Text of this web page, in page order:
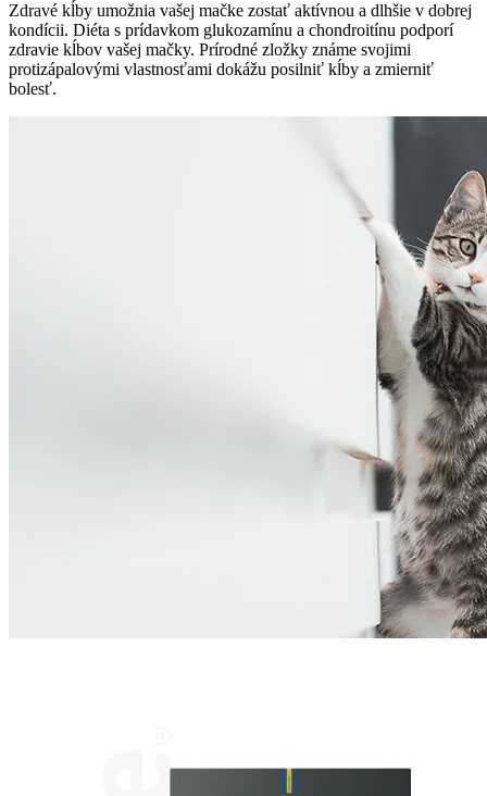
Zdravé kĺby umožnia vašej mačke zostať aktívnou a dlhšie v dobrej
kondícii. Diéta s prídavkom glukozamínu a chondroitínu podporí
zdravie kĺbov vašej mačky. Prírodné zložky známe svojimi
protizápalovými vlastnosťami dokážu posilniť kĺby a zmierniť
bolesť.